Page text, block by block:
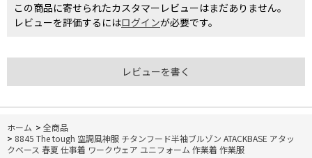
この商品に寄せられたカスタマーレビューはまだありません。
レビューを評価するにはログインが必要です。
レビューを書く
ホーム > 全商品
> 8845 The tough 空調風神服 チタンフード半袖ブルゾン ATACKBASE アタッ
クベース 春夏 仕事着 ワークウェア ユニフォーム 作業着 作業服